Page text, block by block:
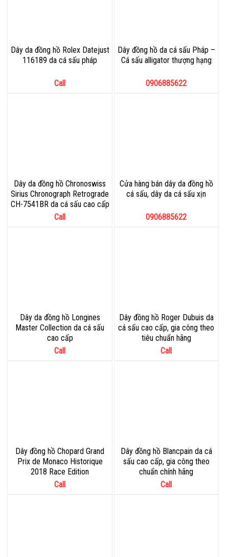
Dây da đồng hồ Rolex Datejust
116189 da cá sấu pháp
Call
Dây đồng hồ da cá sấu Pháp –
Cá sấu alligator thượng hạng
0906885622
Dây da đồng hồ Chronoswiss
Sirius Chronograph Retrograde
CH-7541BR da cá sấu cao cấp
Call
Cửa hàng bán dây da đồng hồ
cá sấu, dây da cá sấu xịn
0906885622
Dây da đồng hồ Longines
Master Collection da cá sấu
cao cấp
Call
Dây đồng hồ Roger Dubuis da
cá sấu cao cấp, gia công theo
tiêu chuẩn hãng
Call
Dây đồng hồ Chopard Grand
Prix de Monaco Historique
2018 Race Edition
Call
Dây đồng hồ Blancpain da cá
sấu cao cấp, gia công theo
chuẩn chính hãng
Call